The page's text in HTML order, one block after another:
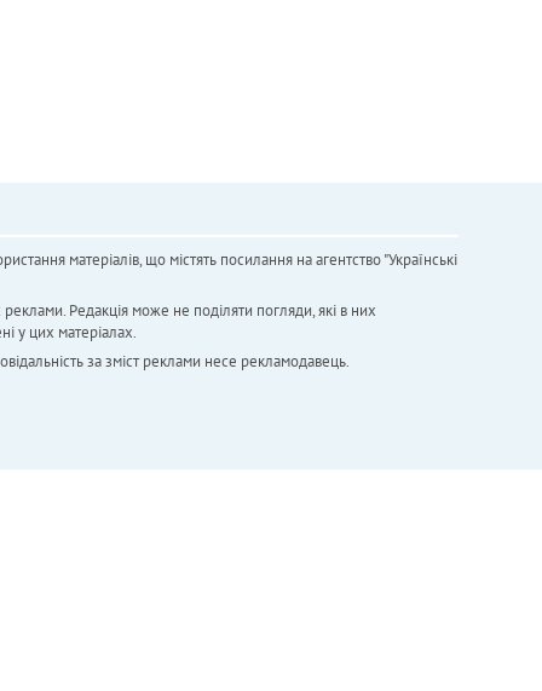
матеріалів, що містять посилання на агентство "Українськi
Редакція може не поділяти погляди, які в них
у цих матеріалах.
за зміст реклами несе рекламодавець.